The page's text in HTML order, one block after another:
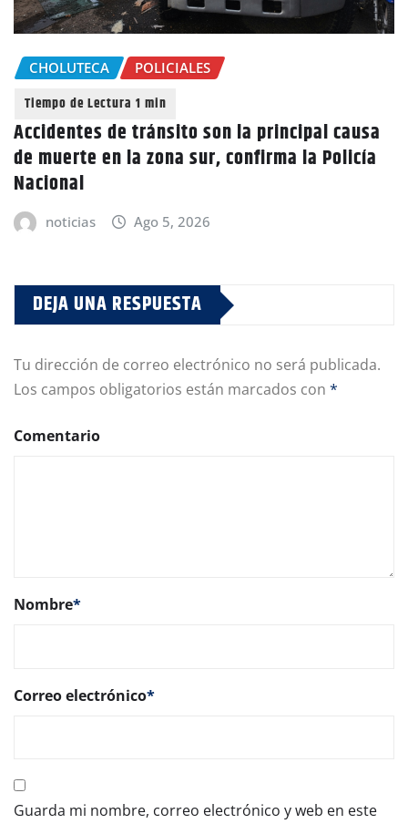
CHOLUTECA POLICIALES
Accidentes de tránsito son la principal causa
de muerte en la zona sur, confirma la Policía
Nacional
noticias Ago 5, 2026
DEJA UNA RESPUESTA
Tu dirección de correo electrónico no será publicada.
Los campos obligatorios están marcados con *
Comentario
Nombre*
Correo electrónico*
Guarda mi nombre, correo electrónico y web en este